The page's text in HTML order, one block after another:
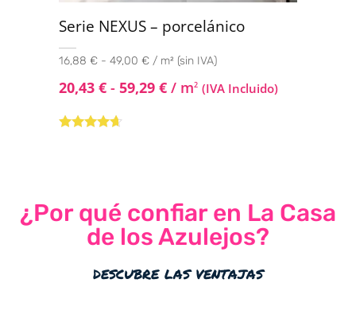
Serie NEXUS – porcelánico
16,88 € - 49,00 € / m² (sin IVA)
20,43 € - 59,29 € / m2 (IVA Incluido)
¿Por qué confiar en La Casa
de los Azulejos?
descubre las ventajas